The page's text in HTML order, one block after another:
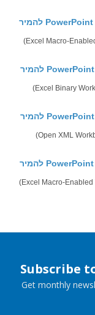
(Excel Macro-
(Excel Binary
(Open XML
(Excel Macro-Enabled
Subscribe
Get monthly